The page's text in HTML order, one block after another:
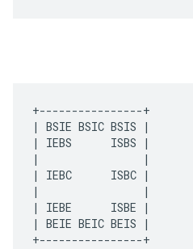
+----------------+
| BSIE BSIC BSIS |
| IEBS      ISBS |
|                |
| IEBC      ISBC |
|                |
| IEBE      ISBE |
| BEIE BEIC BEIS |
+----------------+